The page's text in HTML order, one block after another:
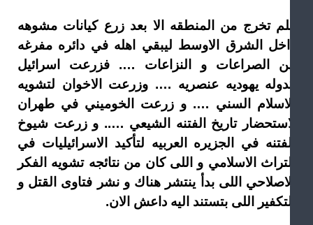
تخرج من المنطقه الا بعد زرع كيانات مشوهه
الشرق الاوسط ليبقي اهله في دائره مفرغه
الصراعات و النزاعات …. فزرعت اسرائيل
يهوديه عنصريه …. وزرعت الاخوان لتشويه
السني …. و زرعت الخوميني في طهران
تاريخ الفتنه الشيعي ….. و زرعت شيوخ
في الجزيره العربيه لتأكيد الاسرائيليات في
الاسلامي و اللى كان من نتائجه تشويه الفكر
اللى بدأ ينتشر هناك و نشر فتاوى القتل و
اللى بتستند اليه داعش الان.